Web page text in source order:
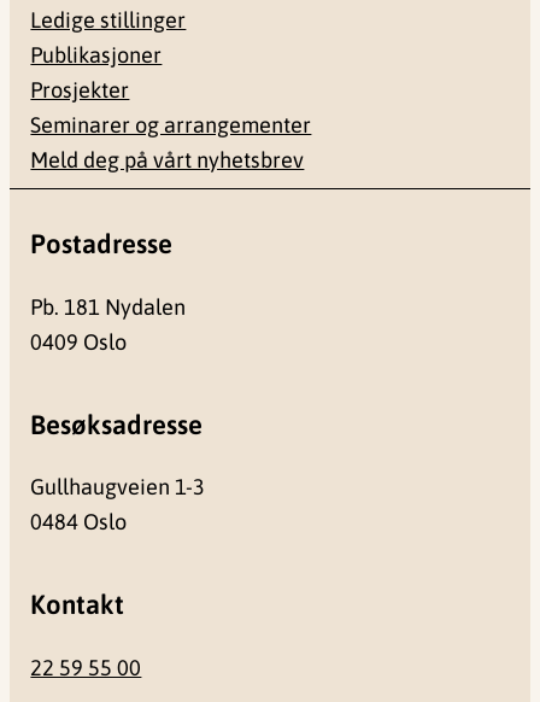
Ledige stillinger
Publikasjoner
Prosjekter
Seminarer og arrangementer
Meld deg på vårt nyhetsbrev
Postadresse
Pb. 181 Nydalen
0409 Oslo
Besøksadresse
Gullhaugveien 1-3
0484 Oslo
Kontakt
22 59 55 00